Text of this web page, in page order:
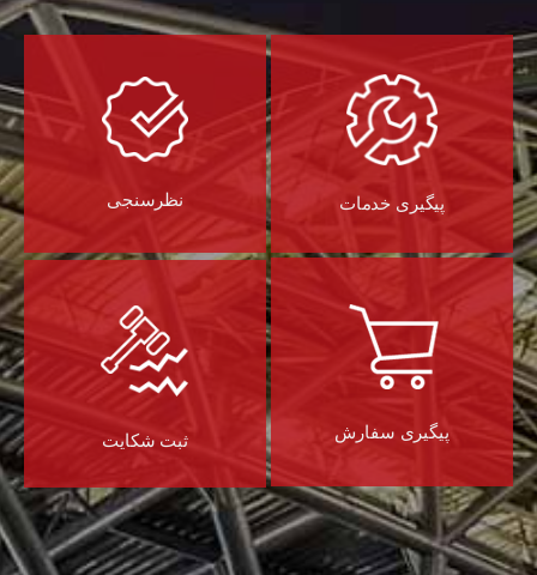
پیگیری خدمات نظرسنجی
پیگیری سفارش ثبت شکایت